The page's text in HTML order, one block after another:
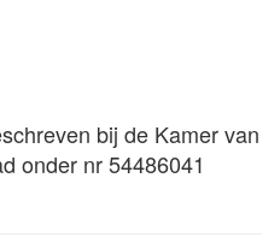
bij de Kamer van
onder nr 54486041